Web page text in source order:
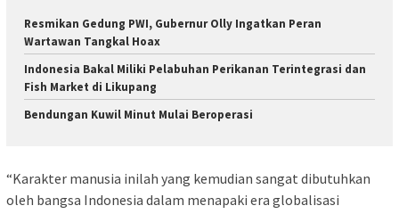
Resmikan Gedung PWI, Gubernur Olly Ingatkan Peran
Wartawan Tangkal Hoax
Indonesia Bakal Miliki Pelabuhan Perikanan Terintegrasi dan
Fish Market di Likupang
Bendungan Kuwil Minut Mulai Beroperasi
“Karakter manusia inilah yang kemudian sangat dibutuhkan
oleh bangsa Indonesia dalam menapaki era globalisasi